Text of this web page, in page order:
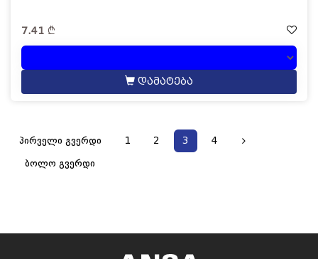
7.41
დამატება
პირველი გვერდი 1 2 3 4
ბოლო გვერდი